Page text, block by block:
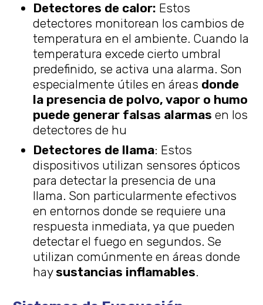
Detectores de calor: Estos
detectores monitorean los cambios de
temperatura en el ambiente. Cuando la
temperatura excede cierto umbral
predefinido, se activa una alarma. Son
especialmente útiles en áreas donde
la presencia de polvo, vapor o humo
puede generar falsas alarmas en los
detectores de hu
Detectores de llama: Estos
dispositivos utilizan sensores ópticos
para detectar la presencia de una
llama. Son particularmente efectivos
en entornos donde se requiere una
respuesta inmediata, ya que pueden
detectar el fuego en segundos. Se
utilizan comúnmente en áreas donde
haysustancias inflamables.